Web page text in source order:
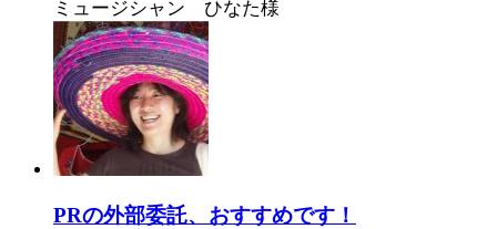
ミュージシャン ひなた様
PRの外部委託、おすすめです！